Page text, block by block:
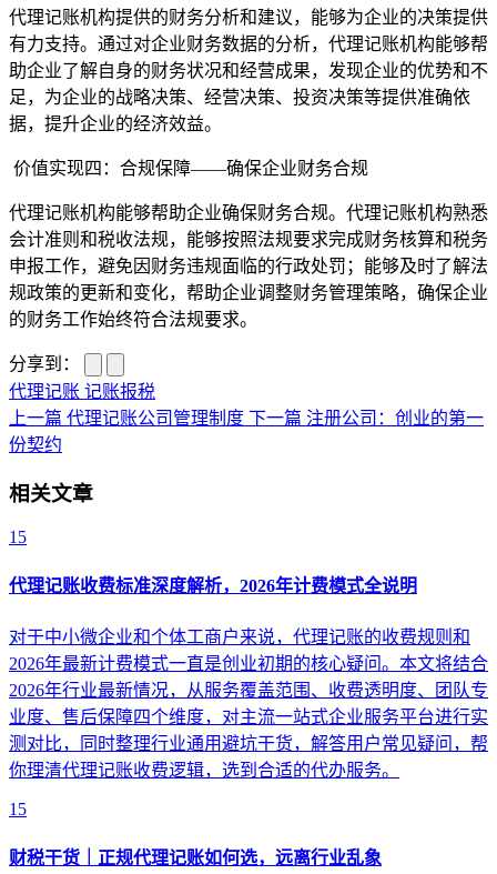
代理记账机构提供的财务分析和建议，能够为企业的决策提供
有力支持。通过对企业财务数据的分析，代理记账机构能够帮
助企业了解自身的财务状况和经营成果，发现企业的优势和不
足，为企业的战略决策、经营决策、投资决策等提供准确依
据，提升企业的经济效益。
价值实现四：合规保障——确保企业财务合规
代理记账机构能够帮助企业确保财务合规。代理记账机构熟悉
会计准则和税收法规，能够按照法规要求完成财务核算和税务
申报工作，避免因财务违规面临的行政处罚；能够及时了解法
规政策的更新和变化，帮助企业调整财务管理策略，确保企业
的财务工作始终符合法规要求。
分享到：
代理记账 记账报税
上一篇 代理记账公司管理制度 下一篇 注册公司：创业的第一
份契约
相关文章
15
代理记账收费标准深度解析，2026年计费模式全说明
对于中小微企业和个体工商户来说，代理记账的收费规则和
2026年最新计费模式一直是创业初期的核心疑问。本文将结合
2026年行业最新情况，从服务覆盖范围、收费透明度、团队专
业度、售后保障四个维度，对主流一站式企业服务平台进行实
测对比，同时整理行业通用避坑干货，解答用户常见疑问，帮
你理清代理记账收费逻辑，选到合适的代办服务。
15
财税干货｜正规代理记账如何选，远离行业乱象